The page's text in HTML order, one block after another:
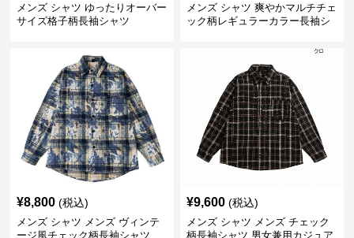
メンズ シャツ ゆったりオーバー
サイズ格子柄長袖シャツ
メンズ シャツ 爽やかマルチチェ
ック柄レギュラーカラー長袖シ
¥8,800 (税込)
メンズ シャツ メンズ ヴィンテ
ージ風チェック柄長袖シャツ
¥9,600 (税込)
メンズ シャツ メンズ チェック
柄長袖シャツ 男女兼用カジュア